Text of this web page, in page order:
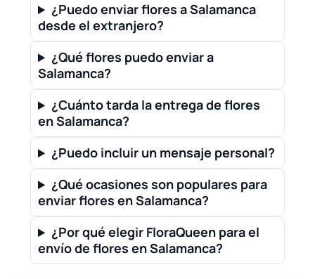
¿Puedo enviar flores a Salamanca
desde el extranjero?
¿Qué flores puedo enviar a
Salamanca?
¿Cuánto tarda la entrega de flores
en Salamanca?
¿Puedo incluir un mensaje personal?
¿Qué ocasiones son populares para
enviar flores en Salamanca?
¿Por qué elegir FloraQueen para el
envío de flores en Salamanca?